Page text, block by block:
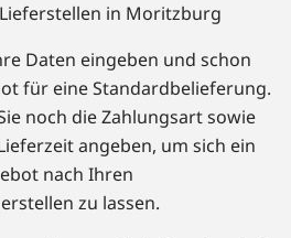
in Moritzburg
Daten eingeben und schon
für eine Standardbelieferung.
noch die Zahlungsart sowie
angeben, um sich ein
nach Ihren
zu lassen.